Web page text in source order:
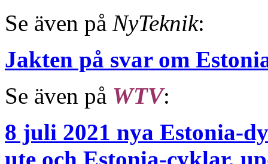
Se även på NyTeknik:
Jakten på svar om
Se även på WTV:
8 juli 2021 nya Estonia-
ute och Estonia-cyklar,